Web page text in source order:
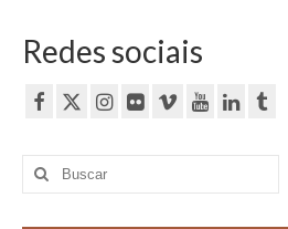
Redes sociais
Buscar
por: